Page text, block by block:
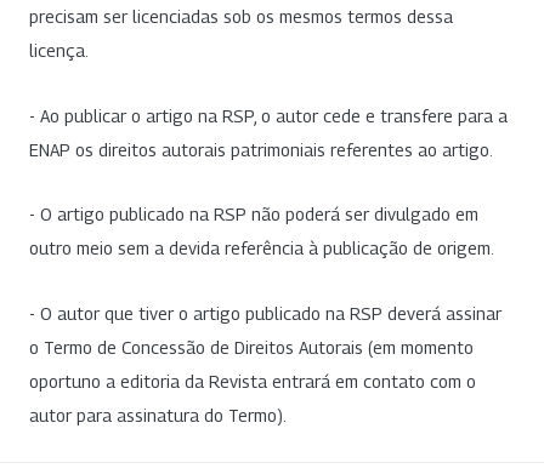
precisam ser licenciadas sob os mesmos termos dessa
licença.
- Ao publicar o artigo na RSP, o autor cede e transfere para a
ENAP os direitos autorais patrimoniais referentes ao artigo.
- O artigo publicado na RSP não poderá ser divulgado em
outro meio sem a devida referência à publicação de origem.
- O autor que tiver o artigo publicado na RSP deverá assinar
o Termo de Concessão de Direitos Autorais (em momento
oportuno a editoria da Revista entrará em contato com o
autor para assinatura do Termo).